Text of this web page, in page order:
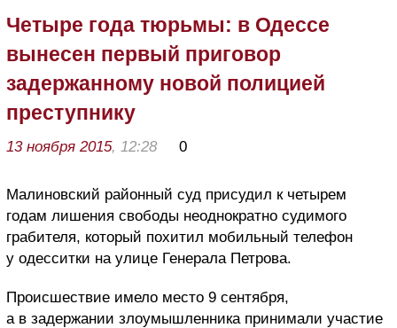
Четыре года тюрьмы: в Одессе
вынесен первый приговор
задержанному новой полицией
преступнику
13 ноября 2015, 12:28 0
Малиновский районный суд присудил к четырем
годам лишения свободы неоднократно судимого
грабителя, который похитил мобильный телефон
у одесситки на улице Генерала Петрова.
Происшествие имело место 9 сентября,
а в задержании злоумышленника принимали участие